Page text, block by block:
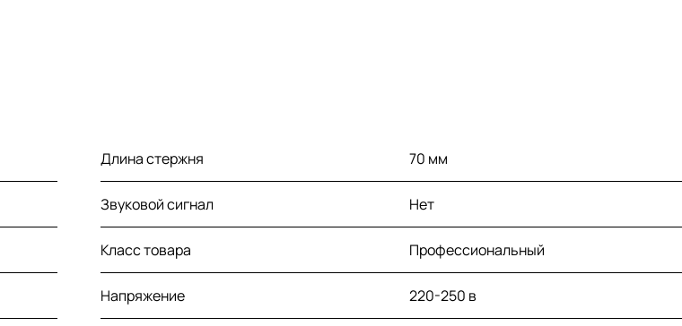
Длина стержня 70 мм
Звуковой сигнал Нет
Класс товара Профессиональный
Напряжение 220-250 в